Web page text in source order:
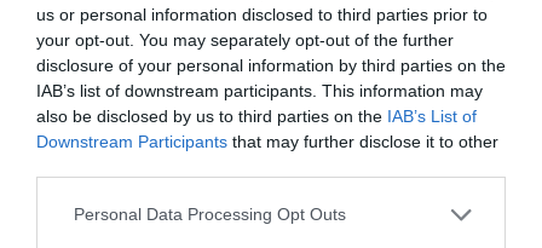
us or personal information disclosed to third parties prior to
your opt-out. You may separately opt-out of the further
disclosure of your personal information by third parties on the
IAB’s list of downstream participants. This information may
also be disclosed by us to third parties on the IAB’s List of
Downstream Participants that may further disclose it to other
Please note that this website/app uses one or more Google
Personal Data Processing Opt Outs
szomatikus vizsgálatok elindítása (pl. labor, EKG), a sürgősségi
állapot felismerése és a szakellátás kezdeményezése.
Az evészavarok kezelésének alapeleme a pszichoterápia.
Mindenképpen az evészavarok kezelésében jártas pszichológust,
klinikai szakpszichológust, pszichiátert kell felkeresni. A
legfontosabb módszerek a családterápia és a kognitív-
viselkedésterápiák. Gyerekek, serdülők esetében a családterápia az